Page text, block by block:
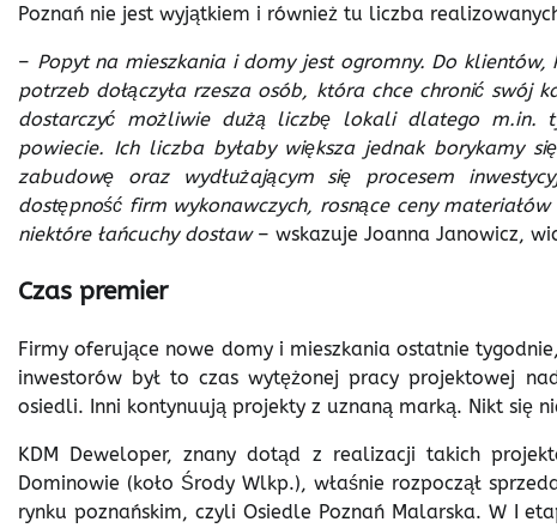
Poznań nie jest wyjątkiem i również tu liczba
– Popyt na mieszkania i domy jest ogromny. Do
potrzeb dołączyła rzesza osób, która chce chronić swój
dostarczyć możliwie dużą liczbę lokali dlatego m.in.
powiecie. Ich liczba byłaby większa jednak borykamy
zabudowę oraz wydłużającym się procesem
dostępność firm wykonawczych, rosnące ceny
niektóre łańcuchy dostaw– wskazuje Joanna Janowicz,
Czas premier
Firmy oferujące nowe domy i mieszkania ostatnie
inwestorów był to czas wytężonej pracy projektowej
osiedli. Inni kontynuują projekty z uznaną marką. Nikt się
KDM Deweloper, znany dotąd z realizacji takich
Dominowie (koło Środy Wlkp.), właśnie rozpoczął
rynku poznańskim, czyli Osiedle Poznań Malarska. W I